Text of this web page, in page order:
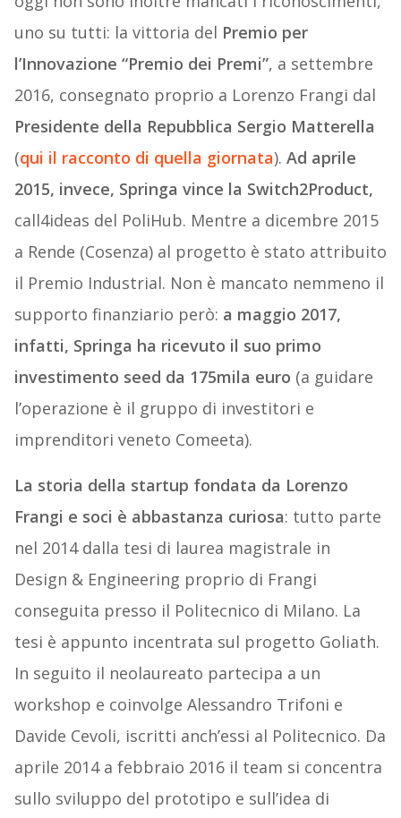
uno su tutti: la vittoria del Premio per
l’Innovazione “Premio dei Premi”, a settembre
2016, consegnato proprio a Lorenzo Frangi dal
Presidente della Repubblica Sergio Matterella
(qui il racconto di quella giornata). Ad aprile
2015, invece, Springa vince la Switch2Product,
call4ideas del PoliHub. Mentre a dicembre 2015
a Rende (Cosenza) al progetto è stato attribuito
il Premio Industrial. Non è mancato nemmeno il
supporto finanziario però: a maggio 2017,
infatti, Springa ha ricevuto il suo primo
investimento seed da 175mila euro (a guidare
l’operazione è il gruppo di investitori e
imprenditori veneto Comeeta).
La storia della startup fondata da Lorenzo
Frangi e soci è abbastanza curiosa: tutto parte
nel 2014 dalla tesi di laurea magistrale in
Design & Engineering proprio di Frangi
conseguita presso il Politecnico di Milano. La
tesi è appunto incentrata sul progetto Goliath.
In seguito il neolaureato partecipa a un
workshop e coinvolge Alessandro Trifoni e
Davide Cevoli, iscritti anch’essi al Politecnico. Da
aprile 2014 a febbraio 2016 il team si concentra
sullo sviluppo del prototipo e sull’idea di